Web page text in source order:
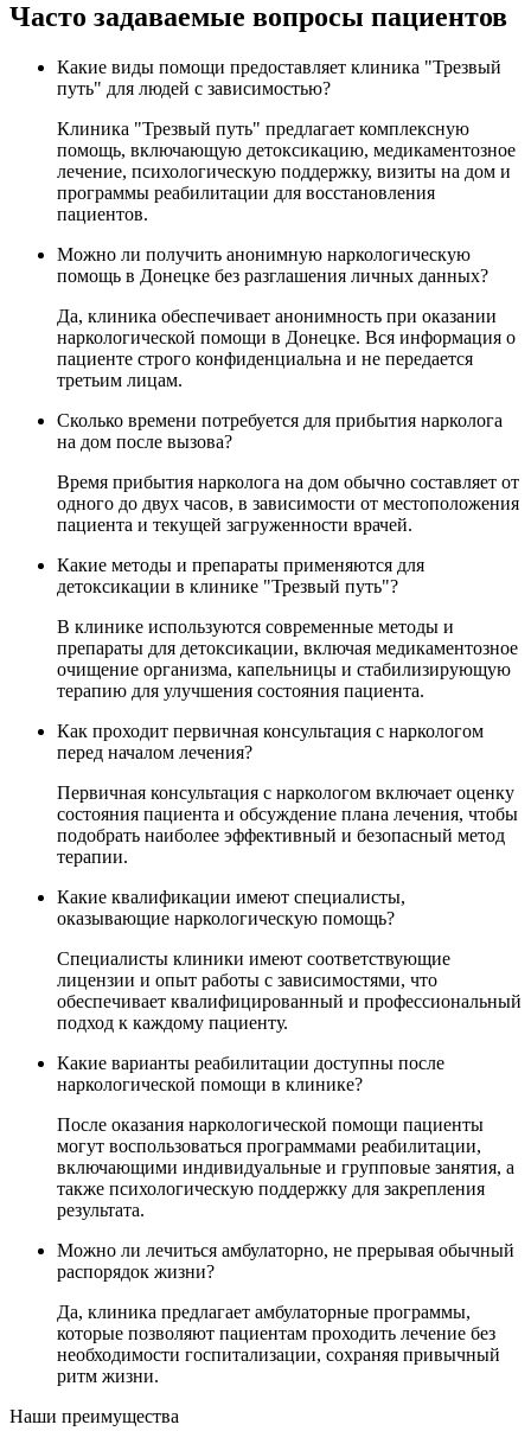
Часто задаваемые вопросы пациентов
Какие виды помощи предоставляет клиника "Трезвый
путь" для людей с зависимостью?
Клиника "Трезвый путь" предлагает комплексную
помощь, включающую детоксикацию, медикаментозное
лечение, психологическую поддержку, визиты на дом и
программы реабилитации для восстановления
пациентов.
Можно ли получить анонимную наркологическую
помощь в Донецке без разглашения личных данных?
Да, клиника обеспечивает анонимность при оказании
наркологической помощи в Донецке. Вся информация о
пациенте строго конфиденциальна и не передается
третьим лицам.
Сколько времени потребуется для прибытия нарколога
на дом после вызова?
Время прибытия нарколога на дом обычно составляет от
одного до двух часов, в зависимости от местоположения
пациента и текущей загруженности врачей.
Какие методы и препараты применяются для
детоксикации в клинике "Трезвый путь"?
В клинике используются современные методы и
препараты для детоксикации, включая медикаментозное
очищение организма, капельницы и стабилизирующую
терапию для улучшения состояния пациента.
Как проходит первичная консультация с наркологом
перед началом лечения?
Первичная консультация с наркологом включает оценку
состояния пациента и обсуждение плана лечения, чтобы
подобрать наиболее эффективный и безопасный метод
терапии.
Какие квалификации имеют специалисты,
оказывающие наркологическую помощь?
Специалисты клиники имеют соответствующие
лицензии и опыт работы с зависимостями, что
обеспечивает квалифицированный и профессиональный
подход к каждому пациенту.
Какие варианты реабилитации доступны после
наркологической помощи в клинике?
После оказания наркологической помощи пациенты
могут воспользоваться программами реабилитации,
включающими индивидуальные и групповые занятия, а
также психологическую поддержку для закрепления
результата.
Можно ли лечиться амбулаторно, не прерывая обычный
распорядок жизни?
Да, клиника предлагает амбулаторные программы,
которые позволяют пациентам проходить лечение без
необходимости госпитализации, сохраняя привычный
ритм жизни.
Наши преимущества